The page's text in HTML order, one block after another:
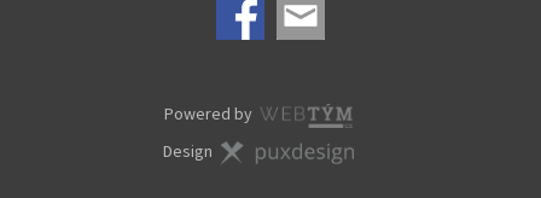
Powered by
Design